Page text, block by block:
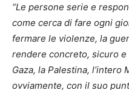
“Le persone serie e
come cerca di fare ogni
fermare le violenze, la
rendere concreto, sicuro
Gaza, la Palestina, l’intero
ovviamente, con il suo